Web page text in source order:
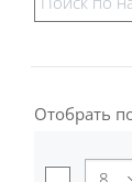
Отобрать
День